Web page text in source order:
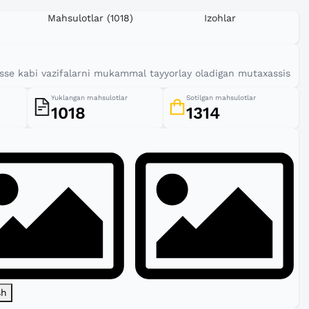
Mahsulotlar (1018) Izohlar
kabi vazifalarni mukammal tayyorlay oladigan mutaxassis
Yuklangan mahsulotlar
1018
Sotilgan mahsulotlar
1314